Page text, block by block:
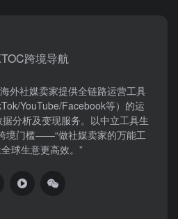
外社媒卖家提供全链路运营工具
YouTube/Facebook等）​的运
分析及变现服务。以中立工具生
境门槛——“做社媒卖家的万能工
球生意更高效。”